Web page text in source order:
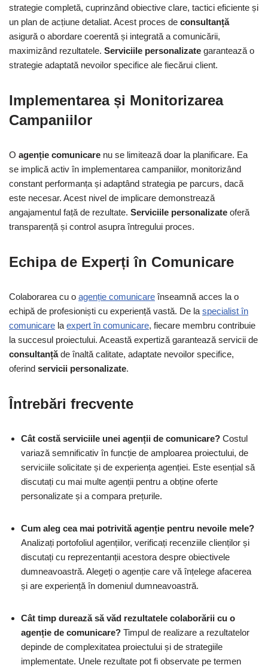
strategie completă, cuprinzând obiective clare, tactici eficiente și
un plan de acțiune detaliat. Acest proces de consultanță
asigură o abordare coerentă și integrată a comunicării,
maximizând rezultatele. Serviciile personalizate garantează o
strategie adaptată nevoilor specifice ale fiecărui client.
Implementarea și Monitorizarea
Campaniilor
O agenție comunicare nu se limitează doar la planificare. Ea
se implică activ în implementarea campaniilor, monitorizând
constant performanța și adaptând strategia pe parcurs, dacă
este necesar. Acest nivel de implicare demonstrează
angajamentul față de rezultate. Serviciile personalizate oferă
transparență și control asupra întregului proces.
Echipa de Experți în Comunicare
Colaborarea cu o agenție comunicare înseamnă acces la o
echipă de profesioniști cu experiență vastă. De la specialist în
comunicare la expert în comunicare, fiecare membru contribuie
la succesul proiectului. Această expertiză garantează servicii de
consultanțăde înaltă calitate, adaptate nevoilor specifice,
oferind servicii personalizate.
Întrebări frecvente
Cât costă serviciile unei agenții de comunicare? Costul
variază semnificativ în funcție de amploarea proiectului, de
serviciile solicitate și de experiența agenției. Este esențial să
discutați cu mai multe agenții pentru a obține oferte
personalizate și a compara prețurile.
Cum aleg cea mai potrivită agenție pentru nevoile mele?
Analizați portofoliul agențiilor, verificați recenziile clienților și
discutați cu reprezentanții acestora despre obiectivele
dumneavoastră. Alegeți o agenție care vă înțelege afacerea
și are experiență în domeniul dumneavoastră.
Cât timp durează să văd rezultatele colaborării cu o
agenție de comunicare? Timpul de realizare a rezultatelor
depinde de complexitatea proiectului și de strategiile
implementate. Unele rezultate pot fi observate pe termen